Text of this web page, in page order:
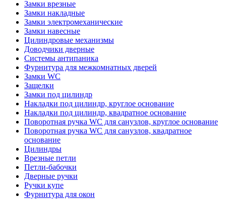
Замки врезные
Замки накладные
Замки электромеханические
Замки навесные
Цилиндровые механизмы
Доводчики дверные
Системы антипаника
Фурнитура для межкомнатных дверей
Замки WC
Защелки
Замки под цилиндр
Накладки под цилиндр, круглое основание
Накладки под цилиндр, квадратное основание
Поворотная ручка WC для санузлов, круглое основание
Поворотная ручка WC для санузлов, квадратное
основание
Цилиндры
Врезные петли
Петли-бабочки
Дверные ручки
Ручки купе
Фурнитура для окон